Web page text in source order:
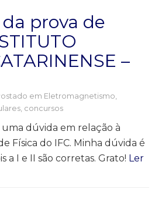
prova de
–
em Eletromagnetismo,
concursos
dúvida em relação à
Física do IFC. Minha dúvida é
a I e II são corretas. Grato! Ler